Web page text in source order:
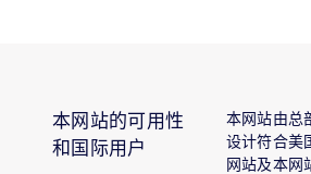
本网站的可用性
和国际用户
本网站由总
设计符合美
网站及本网